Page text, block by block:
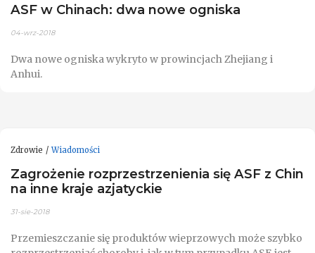
ASF w Chinach: dwa nowe ogniska
04-wrz-2018
Dwa nowe ogniska wykryto w prowincjach Zhejiang i
Anhui.
Zdrowie Wiadomości
Zagrożenie rozprzestrzenienia się ASF z Chin
na inne kraje azjatyckie
31-sie-2018
Przemieszczanie się produktów wieprzowych może szybko